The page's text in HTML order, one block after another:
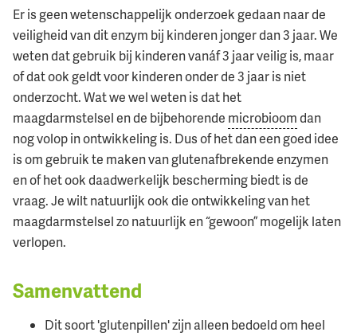
Er is geen wetenschappelijk onderzoek gedaan naar de
veiligheid van dit enzym bij kinderen jonger dan 3 jaar. We
weten dat gebruik bij kinderen vanáf 3 jaar veilig is, maar
of dat ook geldt voor kinderen onder de 3 jaar is niet
onderzocht. Wat we wel weten is dat het
maagdarmstelsel en de bijbehorende microbioomdan
nog volop in ontwikkeling is. Dus of het dan een goed idee
is om gebruik te maken van glutenafbrekende enzymen
en of het ook daadwerkelijk bescherming biedt is de
vraag. Je wilt natuurlijk ook die ontwikkeling van het
maagdarmstelsel zo natuurlijk en “gewoon” mogelijk laten
verlopen.
Samenvattend
Dit soort 'glutenpillen' zijn alleen bedoeld om heel